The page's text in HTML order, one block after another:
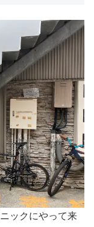
ックにやって来